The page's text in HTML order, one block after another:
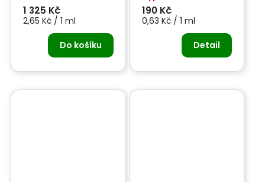
1 325 Kč
2,65 Kč / 1 ml
Do košíku
odstraňovač lepidla
190 Kč
0,63 Kč / 1 ml
Detail